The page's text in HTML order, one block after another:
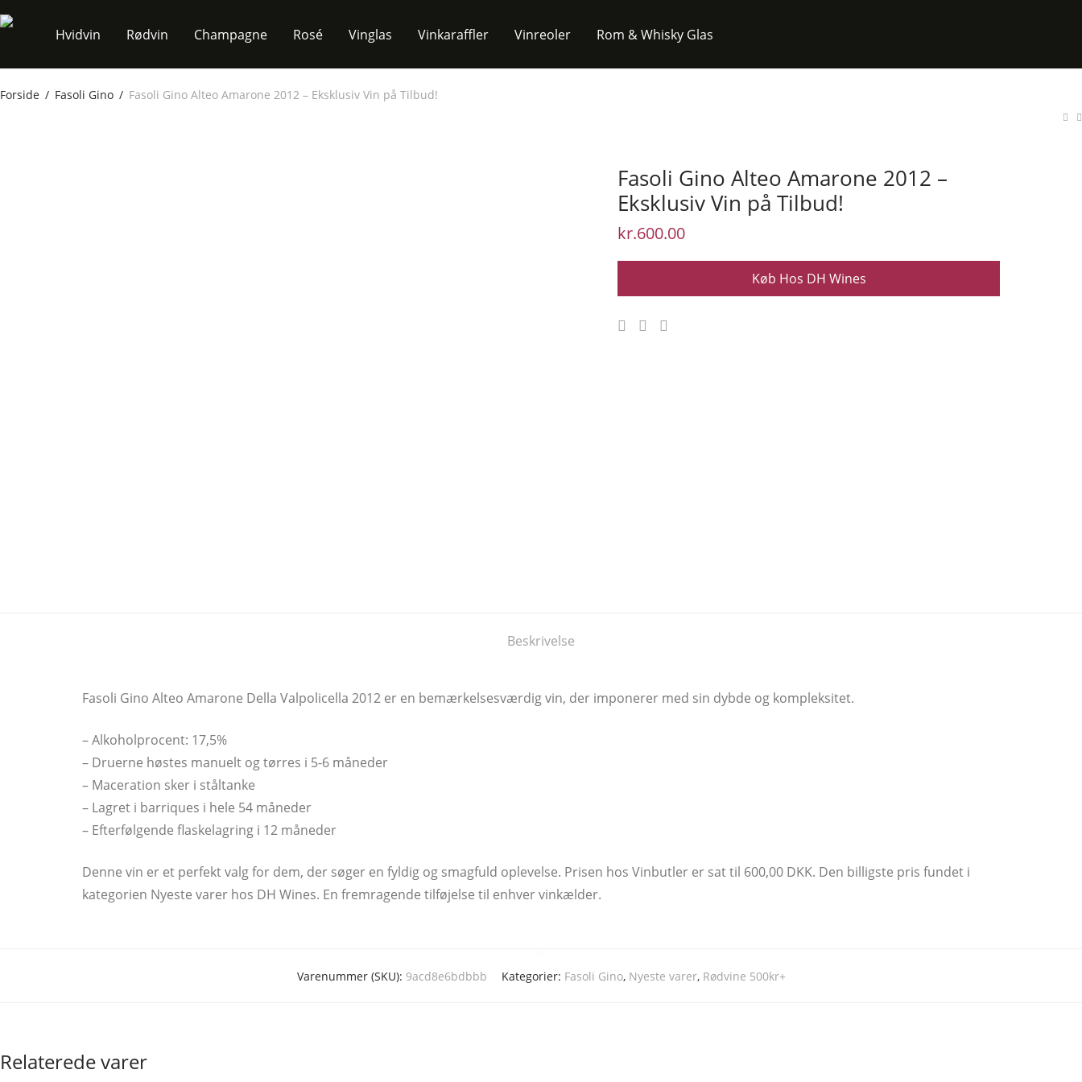
Hvidvin Rødvin Champagne Rosé Vinglas Vinkaraffler Vinreoler Rom & Whisky Glas
Forside / Fasoli Gino / Fasoli Gino Alteo Amarone 2012 – Eksklusiv Vin på Tilbud!
Fasoli Gino Alteo Amarone 2012 –
Eksklusiv Vin på Tilbud!
kr.600.00
Køb Hos DH Wines
Beskrivelse
Fasoli Gino Alteo Amarone Della Valpolicella 2012 er en bemærkelsesværdig vin, der imponerer med sin dybde og kompleksitet.
– Alkoholprocent: 17,5%
– Druerne høstes manuelt og tørres i 5-6 måneder
– Maceration sker i ståltanke
– Lagret i barriques i hele 54 måneder
– Efterfølgende flaskelagring i 12 måneder
Denne vin er et perfekt valg for dem, der søger en fyldig og smagfuld oplevelse. Prisen hos Vinbutler er sat til 600,00 DKK. Den billigste pris fundet i
kategorien Nyeste varer hos DH Wines. En fremragende tilføjelse til enhver vinkælder.
Varenummer (SKU): 9acd8e6bdbbb Kategorier: Fasoli Gino, Nyeste varer, Rødvine 500kr+
Relaterede varer